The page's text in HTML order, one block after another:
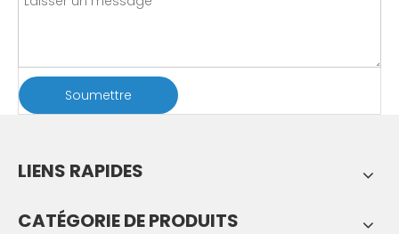
Soumettre
LIENS RAPIDES
CATÉGORIE DE PRODUITS